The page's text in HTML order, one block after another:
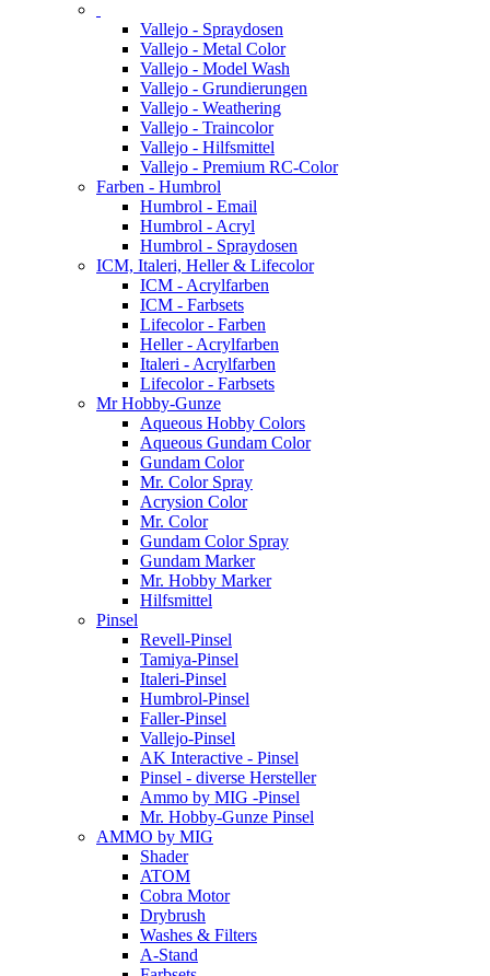
Vallejo - Spraydosen
Vallejo - Metal Color
Vallejo - Model Wash
Vallejo - Grundierungen
Vallejo - Weathering
Vallejo - Traincolor
Vallejo - Hilfsmittel
Vallejo - Premium RC-Color
Farben - Humbrol
Humbrol - Email
Humbrol - Acryl
Humbrol - Spraydosen
ICM, Italeri, Heller & Lifecolor
ICM - Acrylfarben
ICM - Farbsets
Lifecolor - Farben
Heller - Acrylfarben
Italeri - Acrylfarben
Lifecolor - Farbsets
Mr Hobby-Gunze
Aqueous Hobby Colors
Aqueous Gundam Color
Gundam Color
Mr. Color Spray
Acrysion Color
Mr. Color
Gundam Color Spray
Gundam Marker
Mr. Hobby Marker
Hilfsmittel
Pinsel
Revell-Pinsel
Tamiya-Pinsel
Italeri-Pinsel
Humbrol-Pinsel
Faller-Pinsel
Vallejo-Pinsel
AK Interactive - Pinsel
Pinsel - diverse Hersteller
Ammo by MIG -Pinsel
Mr. Hobby-Gunze Pinsel
AMMO by MIG
Shader
ATOM
Cobra Motor
Drybrush
Washes & Filters
A-Stand